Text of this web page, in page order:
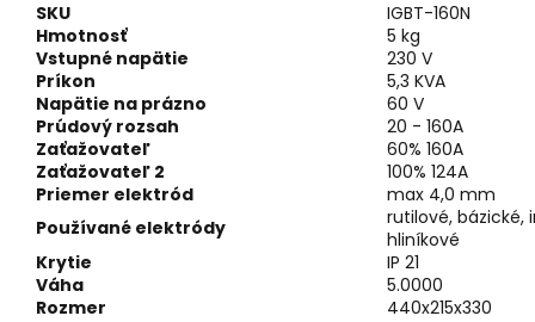
SKU
IGBT-160N
Hmotnosť
5 kg
Vstupné napätie
230 V
Príkon
5,3 KVA
Napätie na prázno
60 V
Prúdový rozsah
20 - 160A
Zaťažovateľ
60% 160A
Zaťažovateľ 2
100% 124A
Priemer elektród
max 4,0 mm
Používané elektródy
rutilové, bázické,
hliníkové
Krytie
IP 21
Váha
5.0000
Rozmer
440x215x330